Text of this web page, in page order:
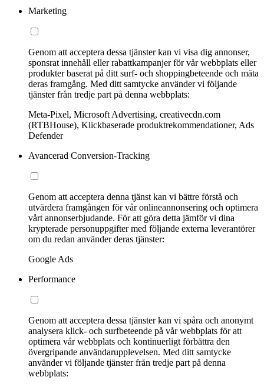
Marketing
Genom att acceptera dessa tjänster kan vi visa dig annonser,
sponsrat innehåll eller rabattkampanjer för vår webbplats eller
produkter baserat på ditt surf- och shoppingbeteende och mäta
deras framgång. Med ditt samtycke använder vi följande
tjänster från tredje part på denna webbplats:
Meta-Pixel, Microsoft Advertising, creativecdn.com
(RTBHouse), Klickbaserade produktrekommendationer, Ads
Defender
Avancerad Conversion-Tracking
Genom att acceptera denna tjänst kan vi bättre förstå och
utvärdera framgången för vår onlineannonsering och optimera
vårt annonserbjudande. För att göra detta jämför vi dina
krypterade personuppgifter med följande externa leverantörer
om du redan använder deras tjänster:
Google Ads
Performance
Genom att acceptera dessa tjänster kan vi spåra och anonymt
analysera klick- och surfbeteende på vår webbplats för att
optimera vår webbplats och kontinuerligt förbättra den
övergripande användarupplevelsen. Med ditt samtycke
använder vi följande tjänster från tredje part på denna
webbplats: